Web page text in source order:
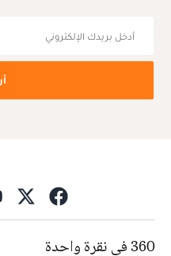
360 في نقرة واحدة